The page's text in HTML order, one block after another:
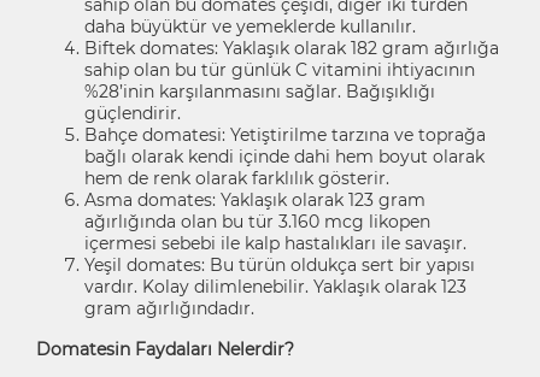
sahip olan bu domates çeşidi, diğer iki türden
daha büyüktür ve yemeklerde kullanılır.
Biftek domates: Yaklaşık olarak 182 gram ağırlığa
sahip olan bu tür günlük C vitamini ihtiyacının
%28’inin karşılanmasını sağlar. Bağışıklığı
güçlendirir.
Bahçe domatesi: Yetiştirilme tarzına ve toprağa
bağlı olarak kendi içinde dahi hem boyut olarak
hem de renk olarak farklılık gösterir.
Asma domates: Yaklaşık olarak 123 gram
ağırlığında olan bu tür 3.160 mcg likopen
içermesi sebebi ile kalp hastalıkları ile savaşır.
Yeşil domates: Bu türün oldukça sert bir yapısı
vardır. Kolay dilimlenebilir. Yaklaşık olarak 123
gram ağırlığındadır.
Domatesin Faydaları Nelerdir?